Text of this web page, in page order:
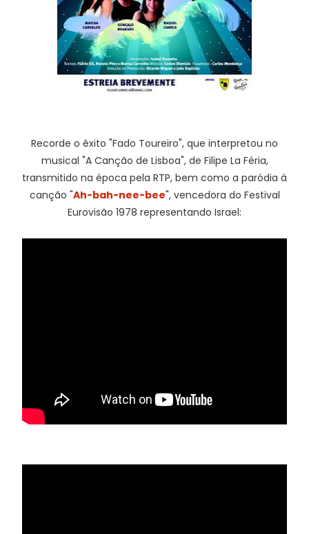
Recorde o êxito "Fado Toureiro", que interpretou no
musical "A Canção de Lisboa", de Filipe La Féria,
transmitido na época pela RTP, bem como a paródia à
canção "Ah-bah-nee-bee", vencedora do Festival
Eurovisão 1978 representando Israel: